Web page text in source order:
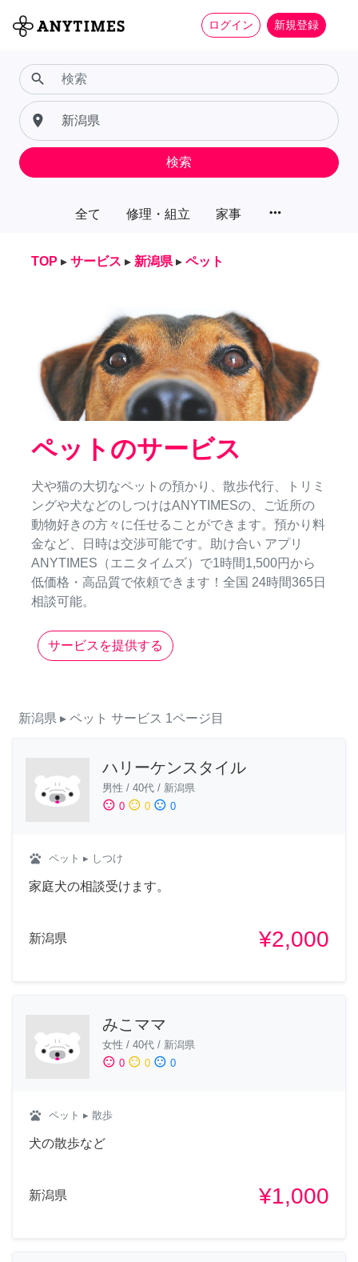
ログイン 新規登録
全て 修理・組立 家事 more_horiz
search
place
検索
TOP ▸ サービス ▸ 新潟県 ▸ ペット
ペットのサービス
犬や猫の大切なペットの預かり、散歩代行、トリミ
ングや犬などのしつけはANYTIMESの、ご近所の
動物好きの方々に任せることができます。預かり料
金など、日時は交渉可能です。助け合い アプリ
ANYTIMES（エニタイムズ）で1時間1,500円から
低価格・高品質で依頼できます！全国 24時間365日
相談可能。
サービスを提供する
新潟県 ▸ ペット サービス 1ページ目
ハリーケンスタイル
男性 / 40代 / 新潟県
sentiment_satisfied 0 sentiment_neutral 0 sentiment_dissatisfied 0
pets ペット ▸ しつけ
家庭犬の相談受けます。
新潟県 ¥2,000
みこママ
女性 / 40代 / 新潟県
sentiment_satisfied 0 sentiment_neutral 0 sentiment_dissatisfied 0
pets ペット ▸ 散歩
犬の散歩など
新潟県 ¥1,000